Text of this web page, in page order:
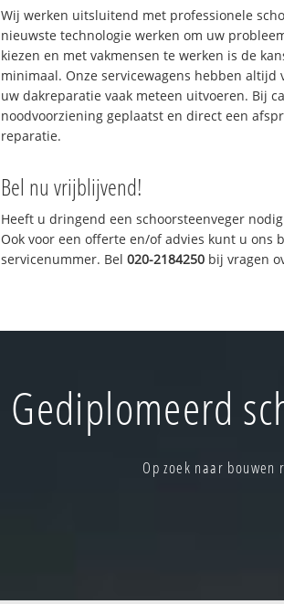
Wij werken uitsluitend met professionele
nieuwste technologie werken om uw
kiezen en met vakmensen te werken is de
minimaal. Onze servicewagens hebben altijd
uw dakreparatie vaak meteen uitvoeren. Bij
noodvoorziening geplaatst en direct een
reparatie.
Bel nu vrijblijvend!
Heeft u dringend een schoorsteenveger
Ook voor een offerte en/of advies kunt u ons
servicenummer. Bel020-2184250 bij vragen
Gediplomeerd
Op zoek naar